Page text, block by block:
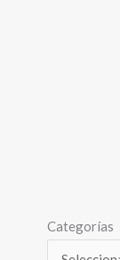
Categorías